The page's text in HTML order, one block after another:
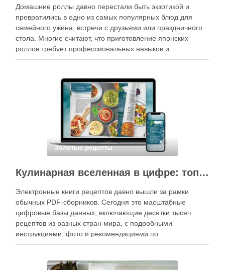
Домашние роллы давно перестали быть экзотикой и
превратились в одно из самых популярных блюд для
семейного ужина, встречи с друзьями или праздничного
стола. Многие считают, что приготовление японских
роллов требует профессиональных навыков и
специального оборудования, однако на практике сделать
кухне. Главное — …
Золотые рецепты
Кулинарная вселенная в цифре: топ-3 самых больших электронных книг рецептов
Электронные книги рецептов давно вышли за рамки
обычных PDF-сборников. Сегодня это масштабные
цифровые базы данных, включающие десятки тысяч
рецептов из разных стран мира, с подробными
инструкциями, фото и рекомендациями по
приготовлению. В отличие от печатных изданий,
контент, расширять коллекции блюд и добавлять новые